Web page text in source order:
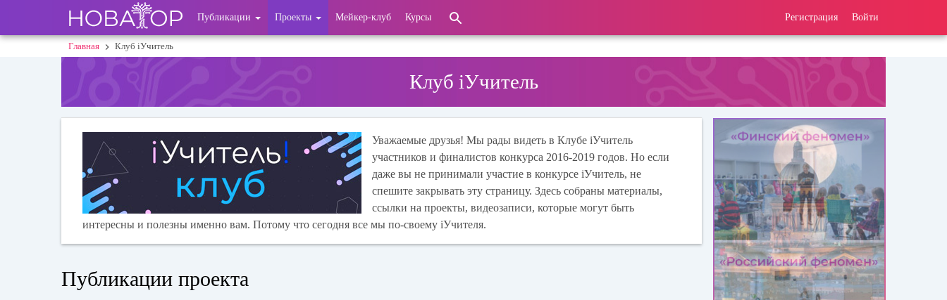
основному
User
account
Регистрация Войти
Публикации Проекты Мейкер-клуб Курсы
Строка
Главная Клуб iУчитель
Клуб iУчитель
Уважаемые друзья! Мы рады видеть в Клубе iУчитель
участников и финалистов конкурса 2016-2019 годов. Но если
даже вы не принимали участие в конкурсе iУчитель, не
спешите закрывать эту страницу. Здесь собраны материалы,
ссылки на проекты, видеозаписи, которые могут быть
интересны и полезны именно вам. Потому что сегодня все мы по-своему iУчителя.
Публикации проекта